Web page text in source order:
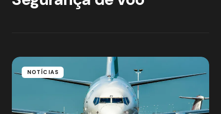
NOTÍCIAS